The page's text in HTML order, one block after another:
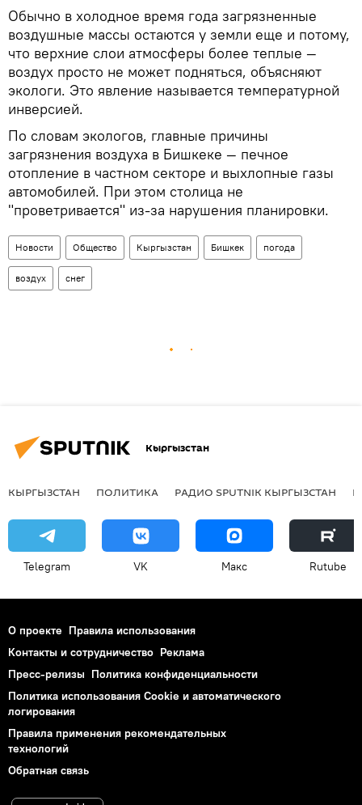
Обычно в холодное время года загрязненные
воздушные массы остаются у земли еще и потому,
что верхние слои атмосферы более теплые —
воздух просто не может подняться, объясняют
экологи. Это явление называется температурной
инверсией.
По словам экологов, главные причины
загрязнения воздуха в Бишкеке — печное
отопление в частном секторе и выхлопные газы
автомобилей. При этом столица не
"проветривается" из-за нарушения планировки.
Новости Общество Кыргызстан Бишкек погода
воздух снег
Кыргызстан
КЫРГЫЗСТАН ПОЛИТИКА РАДИО SPUTNIK КЫРГЫЗСТАН
Telegram VK Макс Rutube
О проекте Правила использования
Контакты и сотрудничество Реклама
Пресс-релизы Политика конфиденциальности
Политика использования Cookie и автоматического
логирования
Правила применения рекомендательных
технологий
Обратная связь